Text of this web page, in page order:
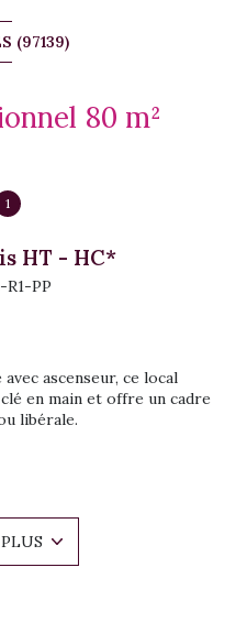
(97139)
Local professionnel 80 m²
1
HT - HC*
R1-PP
ascenseur, ce local
en main et offre un cadre
libérale.
environnement